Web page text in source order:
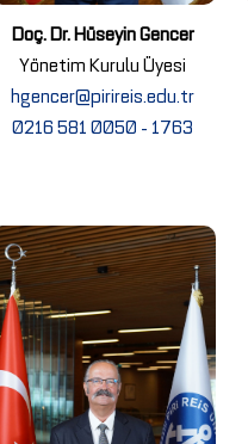
Doç. Dr. Hüseyin Gencer
Yönetim Kurulu Üyesi
hgencer@pirireis.edu.tr
0216 581 0050 - 1763